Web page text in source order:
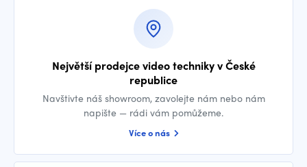
Největší prodejce video techniky v České
republice
Navštivte náš showroom, zavolejte nám nebo nám
napište — rádi vám pomůžeme.
Více o nás